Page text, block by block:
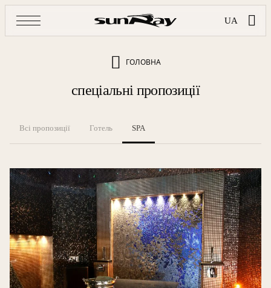
UA
ГОЛОВНА
спеціальні пропозиції
Всі пропозиції Готель SPA